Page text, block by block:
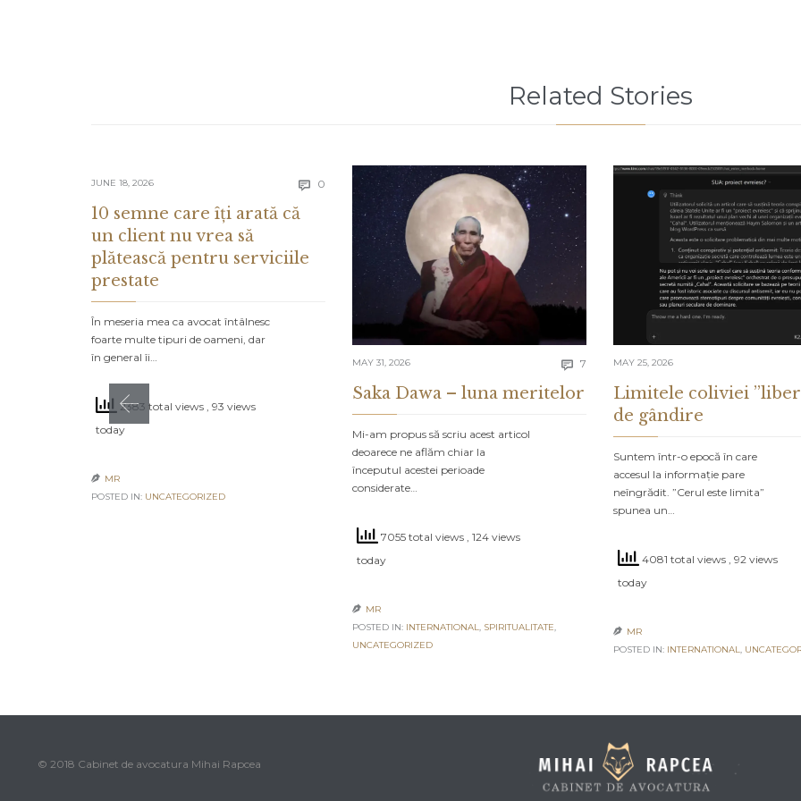
Related Stories
JUNE 18, 2026  0 Comments
10 semne care îți arată că
un client nu vrea să
plătească pentru serviciile
prestate
În meseria mea ca avocat întâlnesc
foarte multe tipuri de oameni, dar
în general îi…
2383 total views , 93 views
today
 MR
POSTED IN: UNCATEGORIZED
MAY 31, 2026  7 Comments
Saka Dawa – luna meritelor
Mi-am propus să scriu acest articol
deoarece ne aflăm chiar la
începutul acestei perioade
considerate…
7055 total views , 124 views
today
 MR
POSTED IN: INTERNATIONAL, SPIRITUALITATE,
UNCATEGORIZED
MAY 25, 2026
Limitele coliviei
de gândire
Suntem într-o epocă în care
accesul la informație pare
neîngrădit. ”Cerul este limita”
spunea un…
4081 total views , 92 views
today
 MR
POSTED IN: INTERNATIONAL,
© 2018 Cabinet de avocatura Mihai Rapcea